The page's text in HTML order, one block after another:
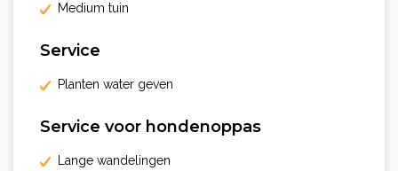
Medium tuin
Service
Planten water geven
Service voor hondenoppas
Lange wandelingen